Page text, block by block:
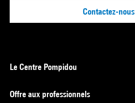
Contactez-nous
Le Centre Pompidou
Offre aux professionnels